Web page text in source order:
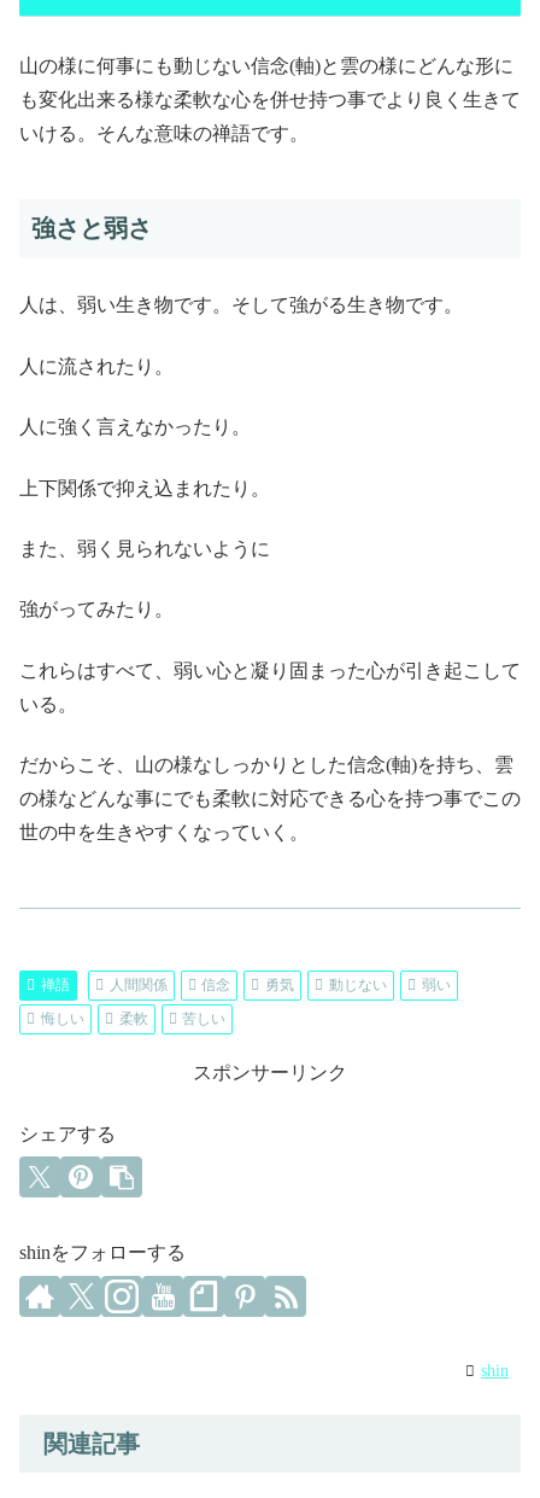
山の様に何事にも動じない信念(軸)と雲の様にどんな形に
も変化出来る様な柔軟な心を併せ持つ事でより良く生きて
いける。そんな意味の禅語です。
強さと弱さ
人は、弱い生き物です。そして強がる生き物です。
人に流されたり。
人に強く言えなかったり。
上下関係で抑え込まれたり。
また、弱く見られないように
強がってみたり。
これらはすべて、弱い心と凝り固まった心が引き起こして
いる。
だからこそ、山の様なしっかりとした信念(軸)を持ち、雲
の様などんな事にでも柔軟に対応できる心を持つ事でこの
世の中を生きやすくなっていく。
禅語 人間関係 信念 勇気 動じない
弱い
悔しい
柔軟 苦しい
スポンサーリンク
シェアする
shinをフォローする
shin
関連記事